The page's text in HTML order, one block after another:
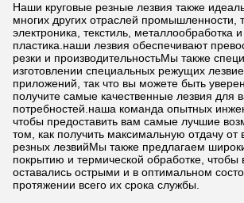
Наши круговые резные лезвия также
многих других отраслей промышленности,
электроника, текстиль, металлообработка
пластика.наши лезвия обеспечивают
резки и производительностьМы также
изготовлении специальных режущих
приложений, так что вы можете быть
получите самые качественные лезвия для
потребностей.наша команда опытных
чтобы предоставить вам самые лучшие
том, как получить максимальную отдачу от
резных лезвийМы также предлагаем
покрытию и термической обработке, чтобы
оставались острыми и в оптимальном
протяжении всего их срока службы.